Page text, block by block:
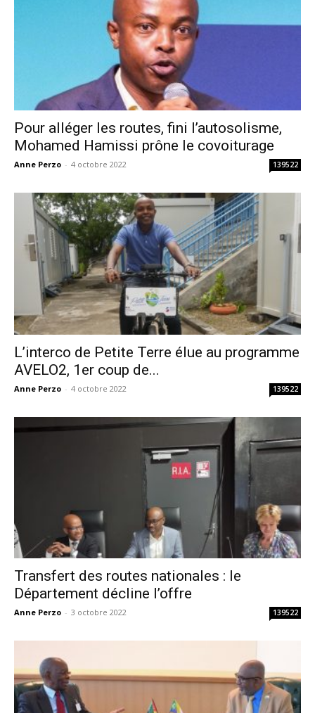
Pour alléger les routes, fini l’autosolisme,
Mohamed Hamissi prône le covoiturage
Anne Perzo - 4 octobre 2022 139522
L’interco de Petite Terre élue au programme
AVELO2, 1er coup de...
Anne Perzo - 4 octobre 2022 139522
Transfert des routes nationales : le
Département décline l’offre
Anne Perzo - 3 octobre 2022 139522